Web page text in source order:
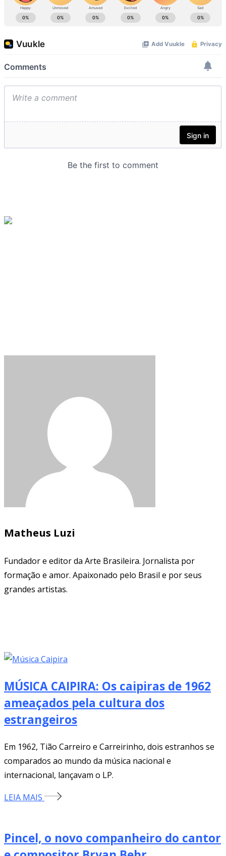
Matheus Luzi
Fundador e editor da Arte Brasileira. Jornalista por
formação e amor. Apaixonado pelo Brasil e por seus
grandes artistas.
MÚSICA CAIPIRA: Os caipiras de 1962
ameaçados pela cultura dos
estrangeiros
Em 1962, Tião Carreiro e Carreirinho, dois estranhos se
comparados ao mundo da música nacional e
internacional, lançavam o LP.
LEIA MAIS
Pincel, o novo companheiro do cantor